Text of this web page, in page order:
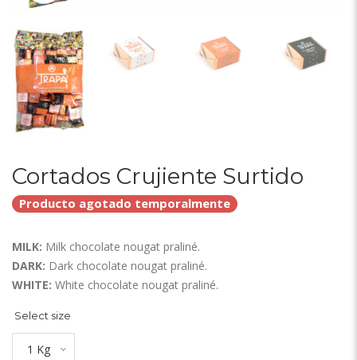
Cortados Crujiente Surtido
Producto agotado temporalmente
MILK: Milk chocolate nougat praliné.
DARK: Dark chocolate nougat praliné.
WHITE: White chocolate nougat praliné.
Select size
1 Kg